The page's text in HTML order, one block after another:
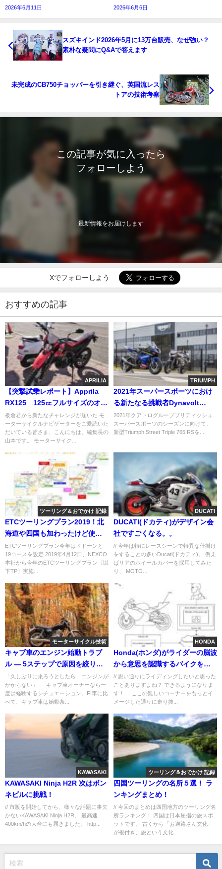
2026年6月11日 2026年6月6日
スズキインド2026年5月に13万台販売、なぜ強い？
素朴な疑問にQ&Aで答えます
未完成のCB750チョッパーを引き継ぐ、英国流レス
トアの技術考察
この記事が気に入ったら
フォローしよう
最新情報をお届けします
Xでフォローしよう
おすすめの記事
APRILIA
【突撃試乗レポート】Apprila
RX125 125㏄フルサイズのオフ
車が凄い
板倉君から新たなチャレンジが届いた モ
ーターサイクルナビゲーターをご愛読いた
だいている皆さま、こんにちは、編集長の
山本です。 モーターサイク...
TRIUMPH
2021年スーパースポーツにおけ
る新たなる挑戦者Dynavolt
Triumph Street Triple 765 RS発
表
2021年クアトログループブリティッシュ
スーパースポーツのシーズンに向けて、
新型Triumph Street Triple 765 RSを...
ツーリング＆おでかけ 記録
ETCツーリングプラン2019！北
海道や四国も加わったけど使え
るのか？
ETCツーリングプラン今年はドドーンと
19コースを設定 2019年4月12日、NEXCO
本社から今年のETCツーリングプラン〔以
下TP〕実施...
DUCATI
DUCATI(ドカティ)がデザイン会
社ですごくなる。。
// 今年は特にレースシーンで特異な仕掛け
をすることの多いDucati(ドカティ)。 例え
ばリアのホイールカバーを採用してみた
り、 MOTO...
モーターサイクル技術
キャブ車のエンジン始動トラブ
ル ― 5ステップで原因を絞り込
むチェックフロー
「久しぶりに乗ろうとしたら、エンジンが
かからない」 ― キャブ車オーナーなら一
度は経験するシチュエーション。FI車に比
べて、キャブ車は始動条...
HONDA
Honda(ホンダ)がライダーの脳波
から意思を認識するバイクを研
究中！
// 思い通りにライディングしたいと思った
ことありますよね？ できるようになりま
す！ 「ここの難しいコーナーをもっとイ
メージした通りに走り抜...
KAWASAKI
KAWASAKI Ninja H2R 次はボン
ネビルに挑戦！
// 市販を開始してから、様々な話題に事欠
かないKAWASAKI Ninja H2R。 最高速
400km/hの大台にも届きました。 http...
ツーリング＆おでかけ 記録
四国ツーリングの名所５選！ ラ
ンキングまとめ！
// 今回のまとめは四国地方のツーリング名
所ランキング！ 四国は日本屈指の旅スポ
ットです。 古くから「お遍路さん文化」
が根付き、旅という文化...